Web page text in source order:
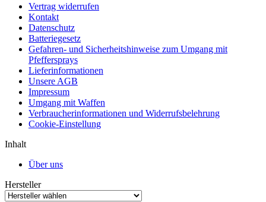
Vertrag widerrufen
Kontakt
Datenschutz
Batteriegesetz
Gefahren- und Sicherheitshinweise zum Umgang mit
Pfeffersprays
Lieferinformationen
Unsere AGB
Impressum
Umgang mit Waffen
Verbraucherinformationen und Widerrufsbelehrung
Cookie-Einstellung
Inhalt
Über uns
Hersteller